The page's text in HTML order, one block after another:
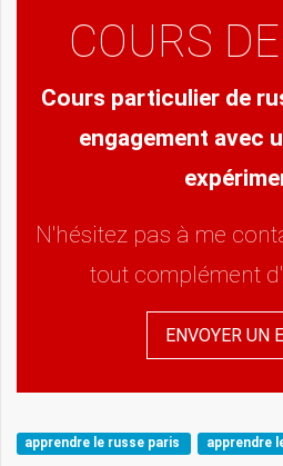
COURS
Cours particulier de
engagement avec
N'hésitez pas à me
tout complément
ENVOYER UN
apprendre le russe paris apprendre